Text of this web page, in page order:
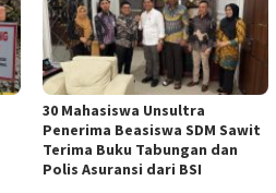
30 Mahasiswa Unsultra
Penerima Beasiswa SDM Sawit
Terima Buku Tabungan dan
Polis Asuransi dari BSI